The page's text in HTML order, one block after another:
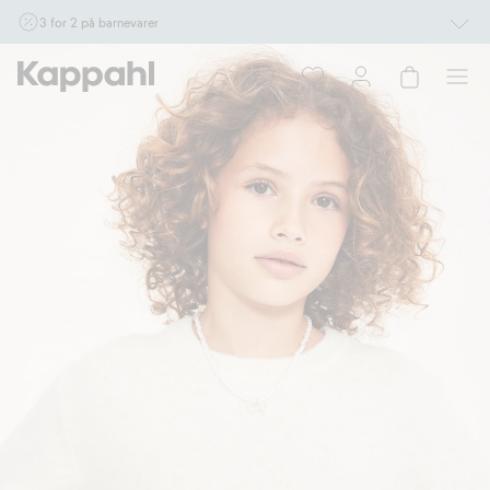
3 for 2 på barnevarer
Ikke Newbie. Gjelder når du handler 2 eller flere varer som inngår i tilbudet tom.
17/8 i butikk & online for deg som er eller blir medlem. Kan ikke kombineres med
andre tilbud eller rabatter.
Handle nå